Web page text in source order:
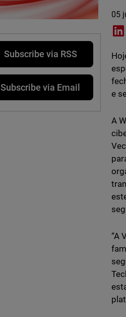
Subscribe via RSS
Subscribe via Email
05
e
A
“A